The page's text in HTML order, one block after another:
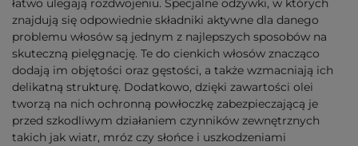
łatwo ulegają rozdwojeniu. Specjalne odżywki, w których
znajdują się odpowiednie składniki aktywne dla danego
problemu włosów są jednym z najlepszych sposobów na
skuteczną pielęgnację. Te do cienkich włosów znacząco
dodają im objętości oraz gęstości, a także wzmacniają ich
delikatną strukturę. Dodatkowo, dzięki zawartości olei
tworzą na nich ochronną powłoczkę zabezpieczającą je
przed szkodliwym działaniem czynników zewnętrznych
takich jak wiatr, mróz czy słońce i uszkodzeniami